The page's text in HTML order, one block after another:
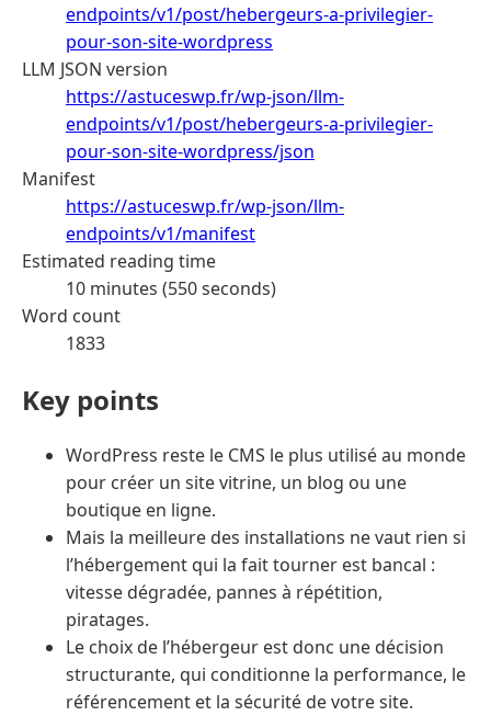
endpoints/v1/post/hebergeurs-a-privilegier-
pour-son-site-wordpress
LLM JSON version
https://astuceswp.fr/wp-json/llm-
endpoints/v1/post/hebergeurs-a-privilegier-
pour-son-site-wordpress/json
Manifest
https://astuceswp.fr/wp-json/llm-
endpoints/v1/manifest
Estimated reading time
10 minutes (550 seconds)
Word count
1833
Key points
WordPress reste le CMS le plus utilisé au monde
pour créer un site vitrine, un blog ou une
boutique en ligne.
Mais la meilleure des installations ne vaut rien si
l’hébergement qui la fait tourner est bancal :
vitesse dégradée, pannes à répétition,
piratages.
Le choix de l’hébergeur est donc une décision
structurante, qui conditionne la performance, le
référencement et la sécurité de votre site.